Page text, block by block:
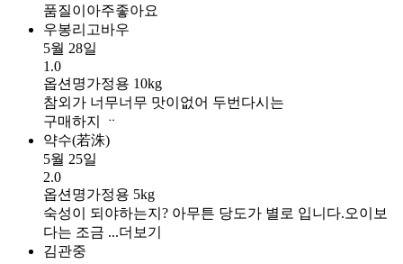
품질이아주좋아요
우봉리고바우
5월 28일
1.0
옵션명가정용 10kg
참외가 너무너무 맛이없어 두번다시는
구매하지 ᆢ
약수(若洙)
5월 25일
2.0
옵션명가정용 5kg
숙성이 되야하는지? 아무튼 당도가 별로 입니다.오이보
다는 조금 ...더보기
김관중